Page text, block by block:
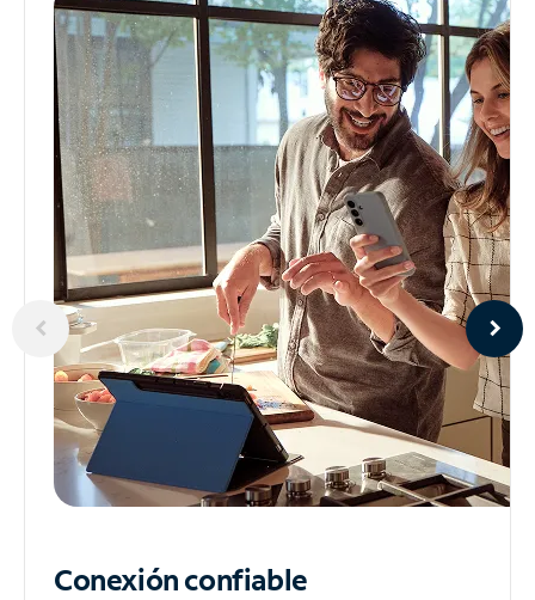
Conexión confiable